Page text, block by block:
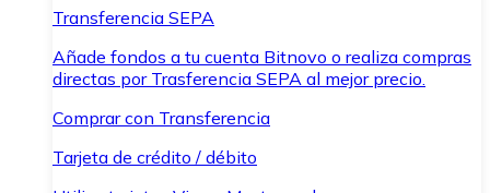
Transferencia SEPA
Añade fondos a tu cuenta Bitnovo o realiza compras
directas por Trasferencia SEPA al mejor precio.
Comprar con Transferencia
Tarjeta de crédito / débito